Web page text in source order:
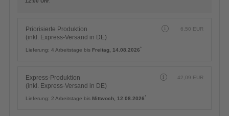
Priorisierte Produktion
(inkl. Express-Versand in DE)
6,50 EUR
Lieferung: 4 Arbeitstage bis Freitag, 14.08.2026*
Express-Produktion
(inkl. Express-Versand in DE)
42,09 EUR
Lieferung: 2 Arbeitstage bis Mittwoch, 12.08.2026*